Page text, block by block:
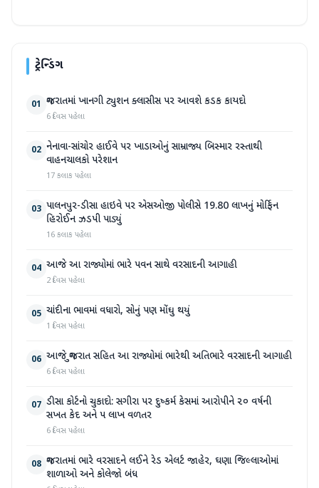
ટ્રેન્ડિંગ
01 ગુજરાતમાં ખાનગી ટ્યુશન ક્લાસીસ પર આવશે કડક કાયદો
6 દિવસ પહેલા
02 નેનાવા-સાંચોર હાઈવે પર ખાડાઓનું સામ્રાજ્ય બિસ્માર રસ્તાથી
વાહનચાલકો પરેશાન
17 કલાક પહેલા
03 પાલનપુર-ડીસા હાઇવે પર એસઓજી પોલીસે 19.80 લાખનું મોર્ફિન
હિરોઈન ઝડપી પાડ્યું
16 કલાક પહેલા
04 આજે આ રાજ્યોમાં ભારે પવન સાથે વરસાદની આગાહી
2 દિવસ પહેલા
05 ચાંદીના ભાવમાં વધારો, સોનું પણ મોંઘુ થયું
1 દિવસ પહેલા
06 આજે ગુજરાત સહિત આ રાજ્યોમાં ભારેથી અતિભારે વરસાદની આગાહી
6 દિવસ પહેલા
07 ડીસા કોર્ટનો ચુકાદો: સગીરા પર દુષ્કર્મ કેસમાં આરોપીને ૨૦ વર્ષની
સખત કેદ અને ૫ લાખ વળતર
6 દિવસ પહેલા
08 ગુજરાતમાં ભારે વરસાદને લઈને રેડ એલર્ટ જાહેર, ઘણા જિલ્લાઓમાં
શાળાઓ અને કોલેજો બંધ